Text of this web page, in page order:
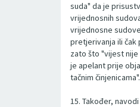
suda" da je
vrijednosnih
vrijednosne
pretjerivanja ili čak
zato što "vijest nije
je apelant prije
tačnim činjenicama".
15. Također,